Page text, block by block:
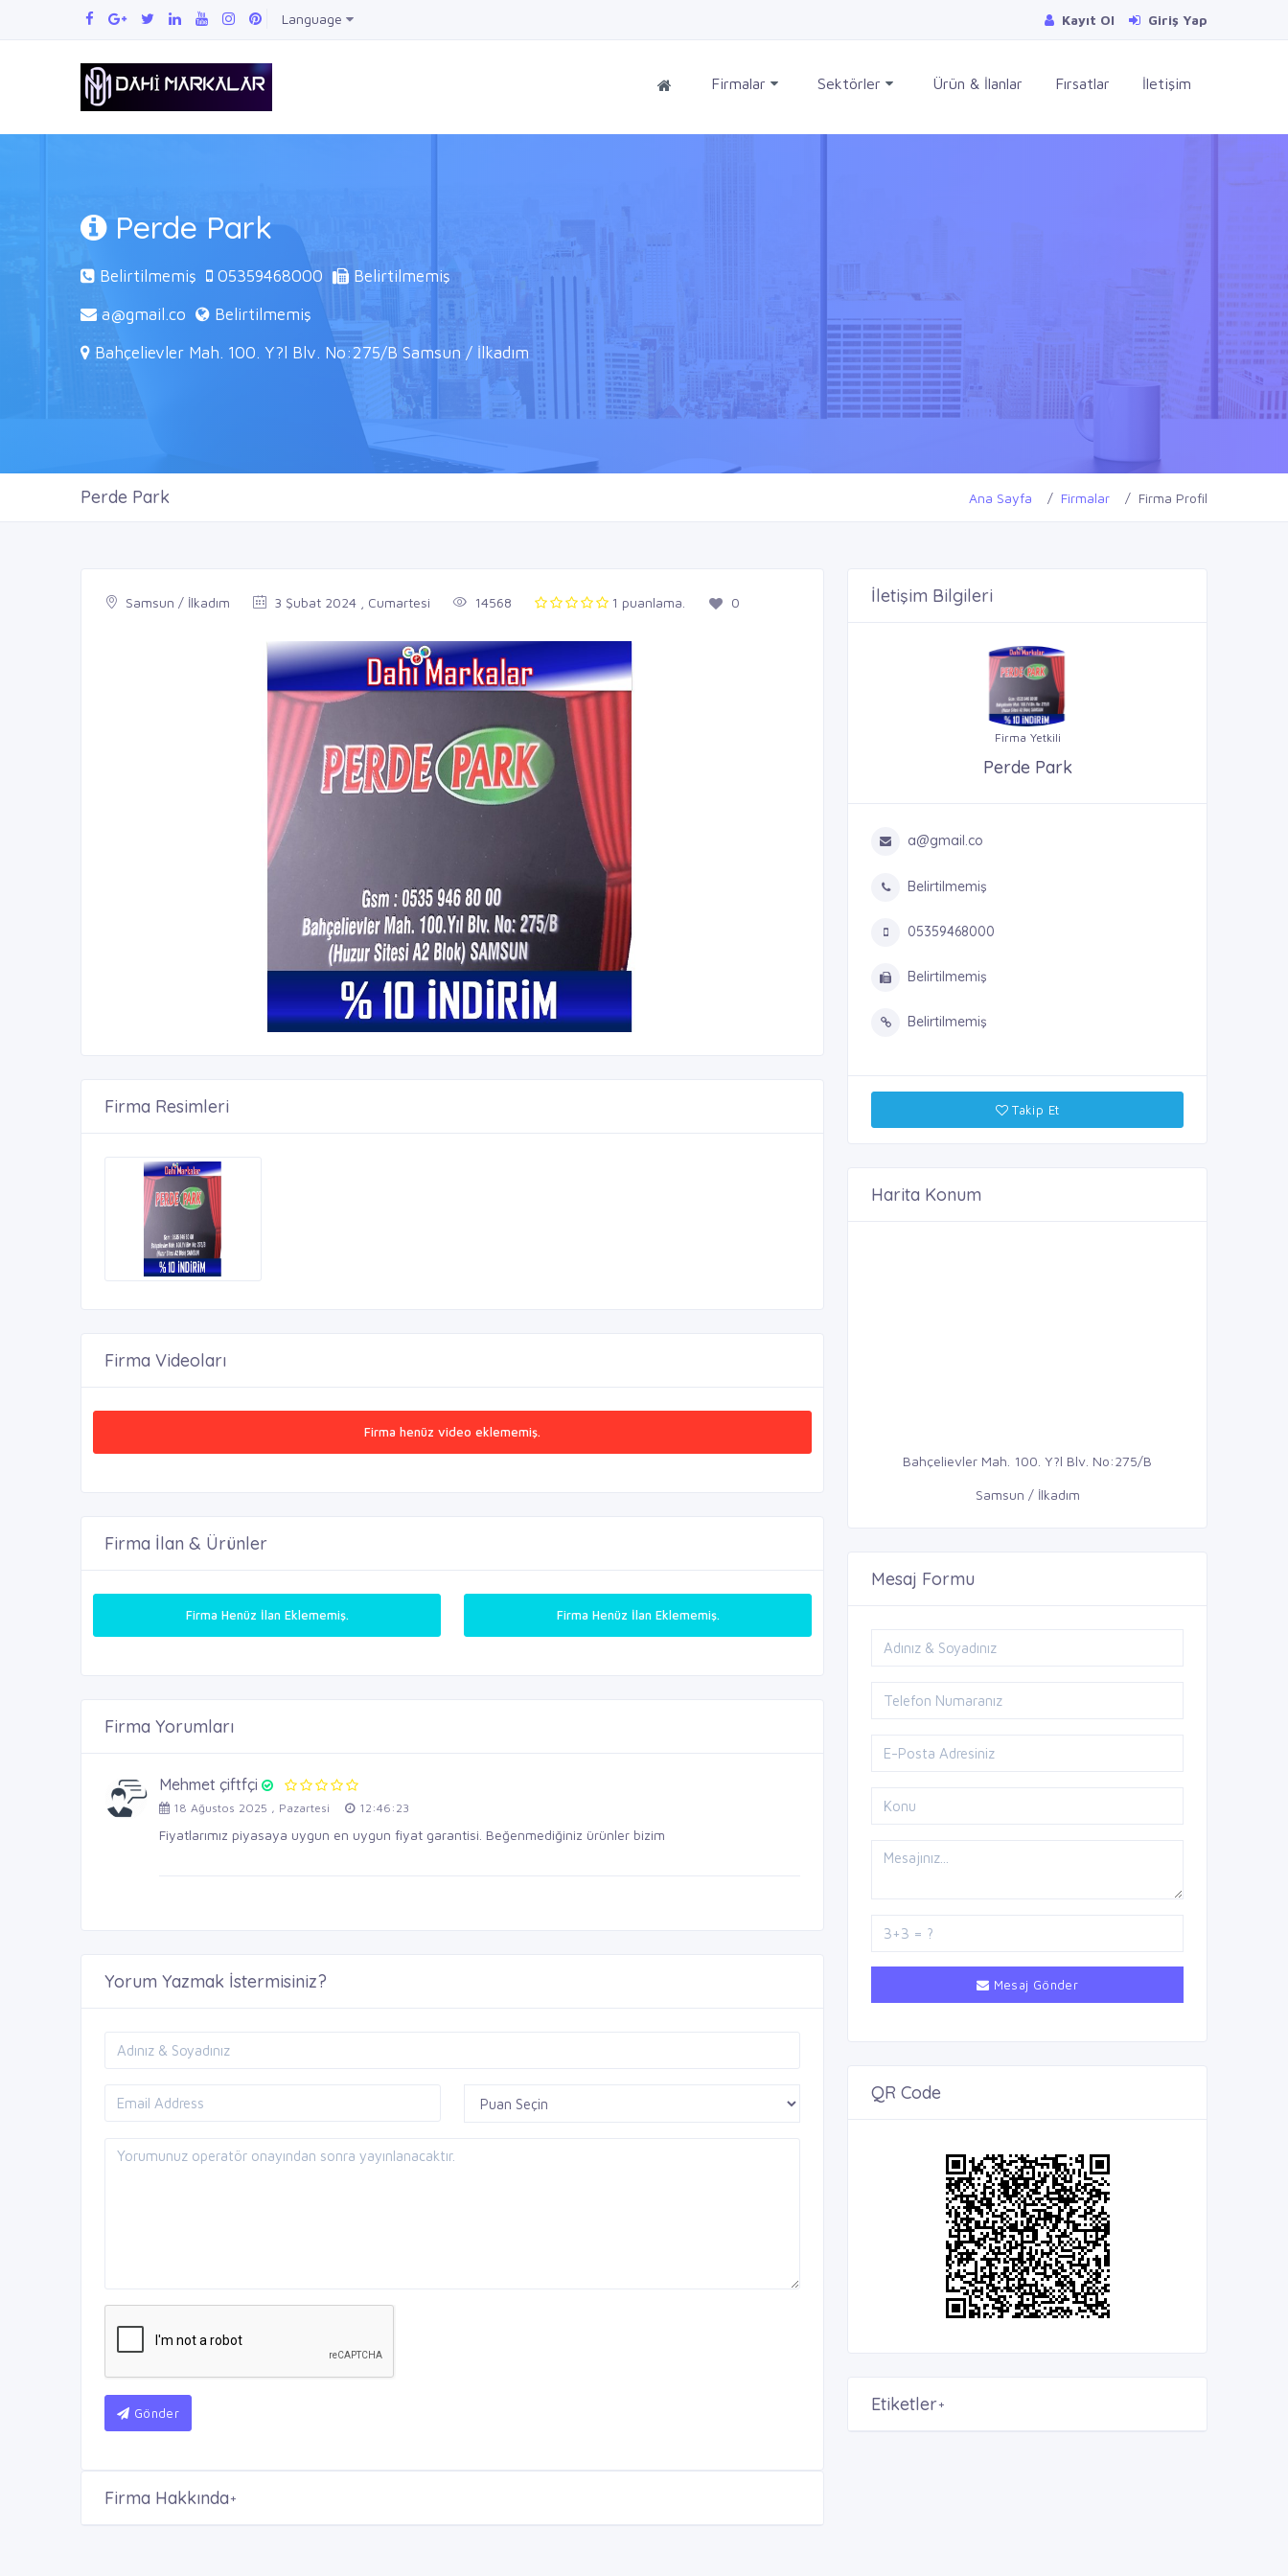
Language Kayıt Ol Giriş Yap
Firmalar Sektörler Ürün & İlanlar Fırsatlar İletişim
Perde Park
Belirtilmemiş 05359468000
Belirtilmemiş
a@gmail.co
Belirtilmemiş
Bahçelievler Mah. 100. Y?l Blv. No:275/B Samsun / İlkadım
Perde Park Ana Sayfa Firmalar Firma Profil
Samsun / İlkadım 3 Şubat 2024 , Cumartesi 14568 1 puanlama. 0
Firma Resimleri
Firma Videoları
Firma henüz video eklememiş.
Firma İlan & Ürünler
Firma Henüz İlan Eklememiş. Firma Henüz İlan Eklememiş.
Firma Yorumları
Mehmet çiftfçi
18 Ağustos 2025 , Pazartesi 12:46:23
Fiyatlarımız piyasaya uygun en uygun fiyat garantisi. Beğenmediğiniz ürünler bizim
Yorum Yazmak İstermisiniz?
Gönder
Firma Hakkında+
İletişim Bilgileri
Firma Yetkili
Perde Park
a@gmail.co
Belirtilmemiş
05359468000
Belirtilmemiş
Belirtilmemiş
Takip Et
Harita Konum
Bahçelievler Mah. 100. Y?l Blv. No:275/B
Samsun / İlkadım
Mesaj Formu
Mesaj Gönder
QR Code
Etiketler+